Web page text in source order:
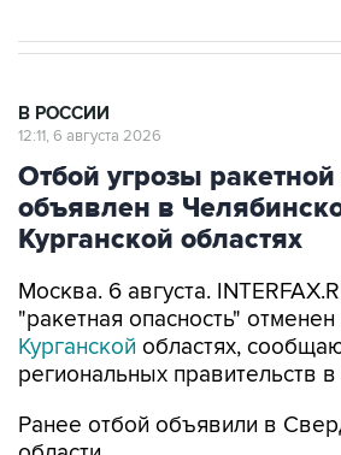
В РОССИИ
12:11, 6 августа 2026
Отбой угрозы ракетной
объявлен в
Курганской областях
Москва. 6 августа.
"ракетная опасность" отменен
Курганской областях,
региональных правительств в
Ранее отбой объявили в